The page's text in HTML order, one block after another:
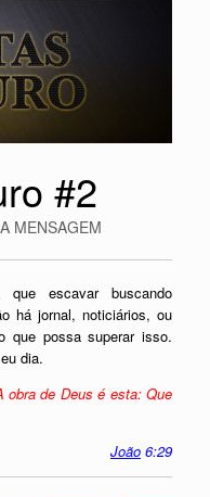
#2
A MENSAGEM
escavar buscando
há jornal, noticiários, ou
que possa superar isso.
dia.
obra de Deus é esta: Que
João 6:29